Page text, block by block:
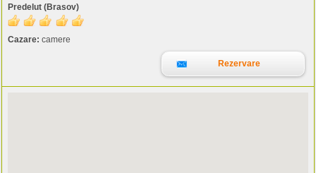
Predelut (Brasov)
Cazare: camere
Rezervare